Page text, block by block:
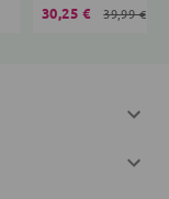
30,25 € 39,99 €